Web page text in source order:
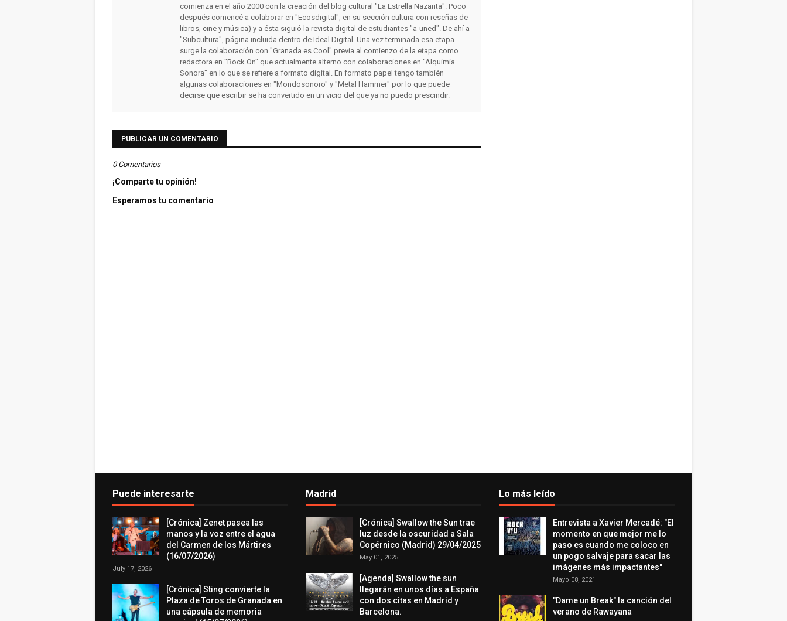
comienza en el año 2000 con la creación del blog cultural "La Estrella Nazarita". Poco
después comencé a colaborar en "Ecosdigital", en su sección cultura con reseñas de
libros, cine y música) y a ésta siguió la revista digital de estudiantes "a-uned". De ahí a
"Subcultura", página incluida dentro de Ideal Digital. Una vez terminada esa etapa
surge la colaboración con "Granada es Cool" previa al comienzo de la etapa como
redactora en "Rock On" que actualmente alterno con colaboraciones en "Alquimia
Sonora" en lo que se refiere a formato digital. En formato papel tengo también
algunas colaboraciones en "Mondosonoro" y "Metal Hammer" por lo que puede
decirse que escribir se ha convertido en un vicio del que ya no puedo prescindir.
PUBLICAR UN COMENTARIO
0 Comentarios
¡Comparte tu opinión!
Esperamos tu comentario
Puede interesarte
[Crónica] Zenet pasea las
manos y la voz entre el agua
del Carmen de los Mártires
(16/07/2026)
July 17, 2026
[Crónica] Sting convierte la
Plaza de Toros de Granada en
una cápsula de memoria
Madrid
[Crónica] Swallow the Sun trae
luz desde la oscuridad a Sala
Copérnico (Madrid) 29/04/2025
May 01, 2025
[Agenda] Swallow the sun
llegarán en unos días a España
con dos citas en Madrid y
Barcelona.
Lo más leído
Entrevista a Xavier Mercadé: "El
momento en que mejor me lo
paso es cuando me coloco en
un pogo salvaje para sacar las
imágenes más impactantes"
Mayo 08, 2021
"Dame un Break" la canción del
verano de Rawayana